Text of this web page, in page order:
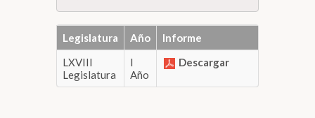
Legislatura Año
Informe
LXVIII
Legislatura
I
Año
Descargar